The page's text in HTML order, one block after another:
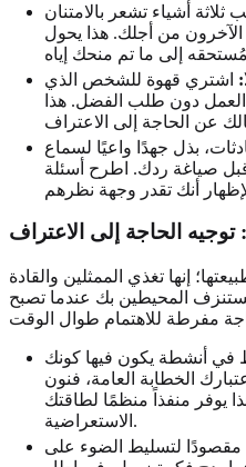
ثلاثة أشياء تشعر بالامتنان
الآخرون من أجلك. هذا يحول
اشتري قهوة للشخص الذي
دون طلب الفضل. هذا
بذل جهدًا واعيًا لسماع
صياغة ردك. اطرح أسئلة
توجيه الحاجة إلى الاعتراف
إنها تغذي الممثلين والقادة
المحيطين بك عندما تصبح
في أنشطة يكون فيها كونك
الخطابة العامة، فنون
يوفر منفذاً منظمًا لطاقتك
الاستعراضية.
مقصودًا لتسليط الضوء على